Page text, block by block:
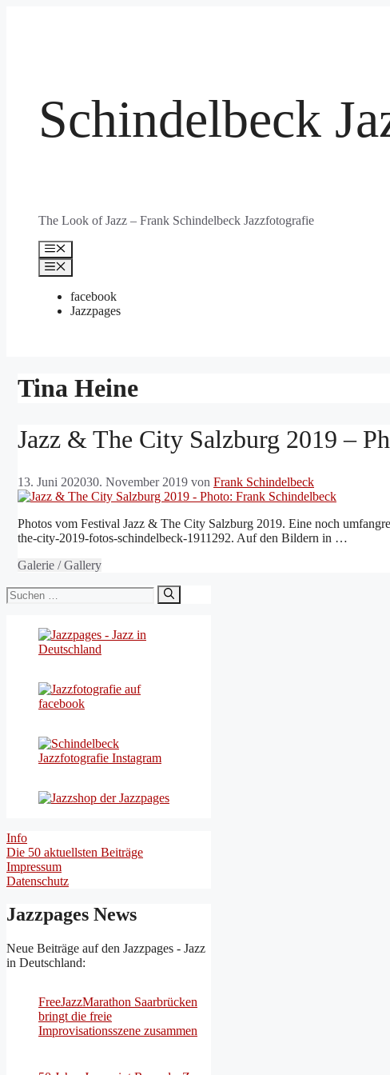
Schindelbeck
The Look of Jazz – Frank Schindelbeck Jazzfotografie
Menü
Menü
facebook
Jazzpages
Tina Heine
Jazz & The City Salzburg 2019 –
13. Juni 202030. November 2019 von Frank Schindelbeck
Photos vom Festival Jazz & The City Salzburg 2019. Eine noch
the-city-2019-fotos-schindelbeck-1911292. Auf den Bildern in …
Galerie / Gallery
Suchen
nach:
Info
Die 50 aktuellsten Beiträge
Impressum
Datenschutz
Jazzpages News
Neue Beiträge auf den Jazzpages - Jazz
in Deutschland:
FreeJazzMarathon Saarbrücken
bringt die freie
Improvisationsszene zusammen